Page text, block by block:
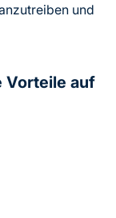
und
Vorteile auf